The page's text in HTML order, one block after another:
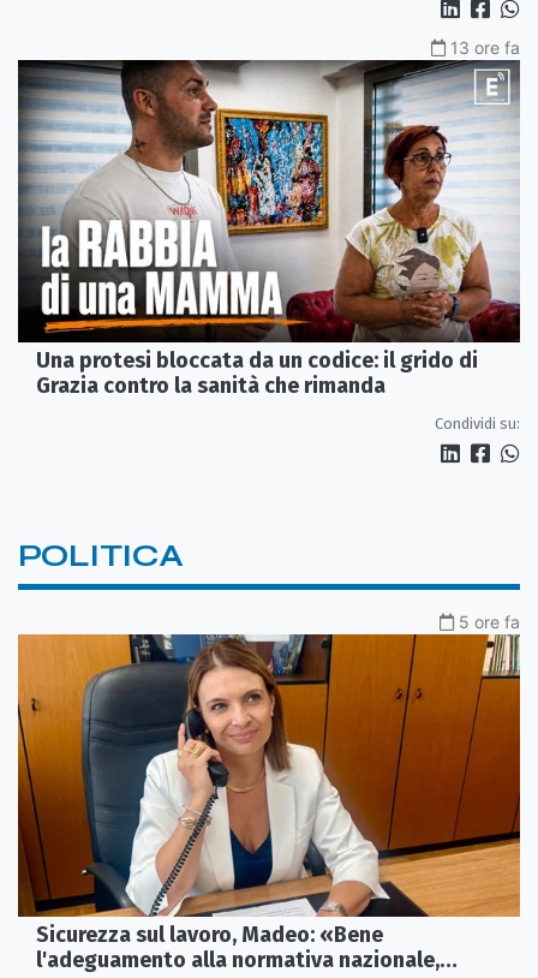
13 ore fa
Una protesi bloccata da un codice: il grido di
Grazia contro la sanità che rimanda
Condividi su:
POLITICA
5 ore fa
Sicurezza sul lavoro, Madeo: «Bene
l'adeguamento alla normativa nazionale,